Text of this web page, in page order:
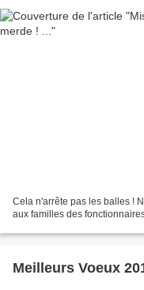
Cela n'arrête pas les balles !
aux familles des
Meilleurs Voeux